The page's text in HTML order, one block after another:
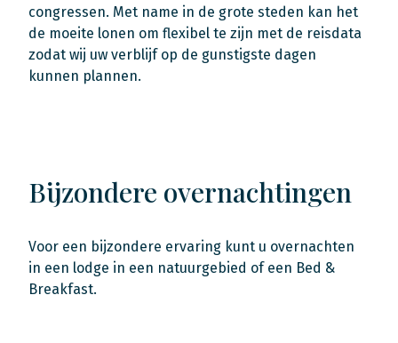
congressen. Met name in de grote steden kan het
de moeite lonen om flexibel te zijn met de reisdata
zodat wij uw verblijf op de gunstigste dagen
kunnen plannen.
Bijzondere overnachtingen
Voor een bijzondere ervaring kunt u overnachten
in een lodge in een natuurgebied of een Bed &
Breakfast.